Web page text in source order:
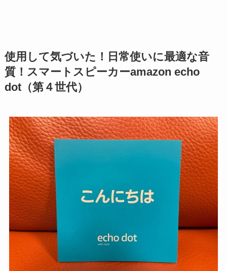
使用して気づいた！日常使いに最適な音
質！スマートスピーカーamazon echo
dot（第４世代）